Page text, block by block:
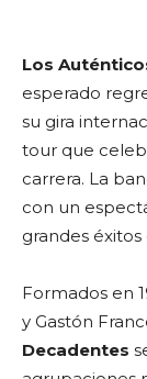
Los
esperado
su gira
tour que
carrera. La
con un
grandes
Formados en
y Gastón
Decadentes